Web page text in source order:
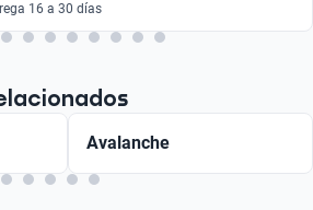
16 a 30 días
Avalanche